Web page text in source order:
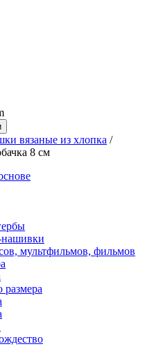
вязаные из хлопка /
8 см
нашивки
мультфильмов, фильмов